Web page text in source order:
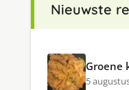
Nieuwste
Groene
5